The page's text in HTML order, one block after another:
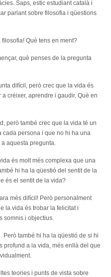
Saps, estic estudiant català i
parlant sobre filosofia i qüestions
filosofia! Què tens en ment?
què penses de la pregunta
difícil, però crec que la vida és
créixer, aprendre i gaudir. Què en
però també crec que la vida té un
cada persona i que no hi ha una
aquesta pregunta.
és molt més complexa que una
hi ha la qüestió del sentit de la
és el sentit de la vida?
més difícil! Però personalment
la vida és trobar la felicitat i
somnis i objectius.
Però també hi ha la qüestió de si hi
profund a la vida, més enllà del que
teories i punts de vista sobre